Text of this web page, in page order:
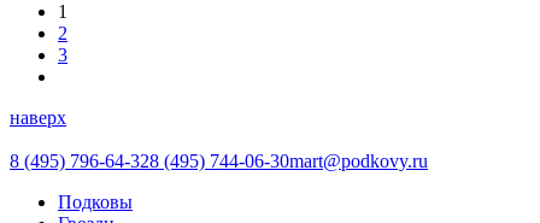
1
2
3
наверх
8 (495) 796-64-328 (495) 744-06-30mart@podkovy.ru
Подковы